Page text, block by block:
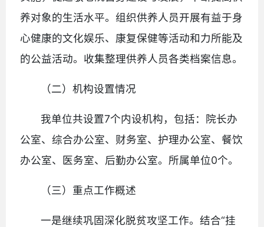
养对象的生活水平。组织供养人员开展有益于身
心健康的文化娱乐、康复保健等活动和力所能及
的公益活动。收集整理供养人员各类档案信息。
（二）机构设置情况
我单位共设置7个内设机构，包括：院长办
公室、综合办公室、财务室、护理办公室、餐饮
办公室、医务室、后勤办公室。所属单位0个。
（三）重点工作概述
一是继续巩固深化脱贫攻坚工作。结合“挂